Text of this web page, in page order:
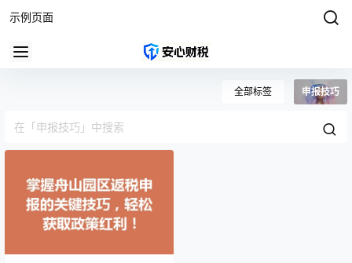
示例页面
全部标签 申报技巧